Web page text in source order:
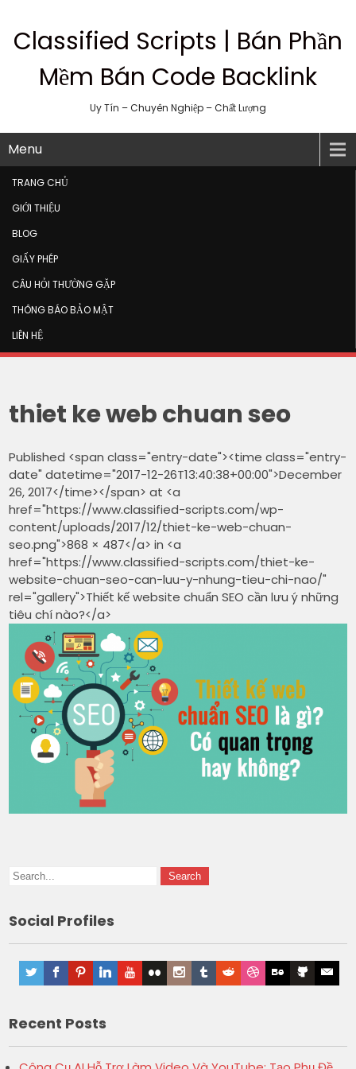
Classified Scripts | Bán Phần
Mềm Bán Code Backlink
Uy Tín – Chuyên Nghiệp – Chất Lượng
Menu
TRANG CHỦ
GIỚI THIỆU
BLOG
GIẤY PHÉP
CÂU HỎI THƯỜNG GẶP
THÔNG BÁO BẢO MẬT
LIÊN HỆ
thiet ke web chuan seo
Published <span class="entry-date"><time class="entry-
date" datetime="2017-12-26T13:40:38+00:00">December
26, 2017</time></span> at <a
href="https://www.classified-scripts.com/wp-
content/uploads/2017/12/thiet-ke-web-chuan-
seo.png">868 × 487</a> in <a
href="https://www.classified-scripts.com/thiet-ke-
website-chuan-seo-can-luu-y-nhung-tieu-chi-nao/"
rel="gallery">Thiết kế website chuẩn SEO cần lưu ý những
tiêu chí nào?</a>
Social Profiles
Recent Posts